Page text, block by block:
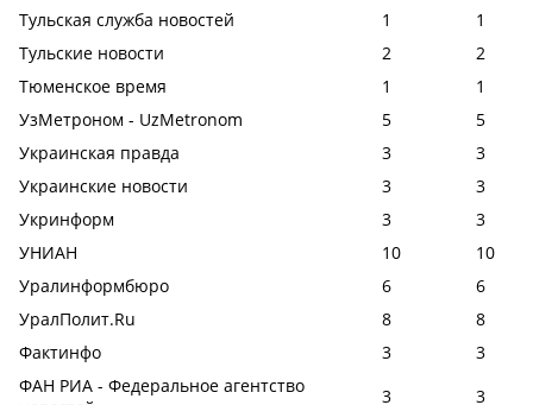
Тульская служба новостей
1
1
Тульские новости
2
2
Тюменское время
1
1
УзМетроном - UzMetronom
5
5
Украинская правда
3
3
Украинские новости
3
3
Укринформ
3
3
УНИАН
10
10
Уралинформбюро
6
6
УралПолит.Ru
8
8
Фактинфо
3
3
ФАН РИА - Федеральное агентство
3
3